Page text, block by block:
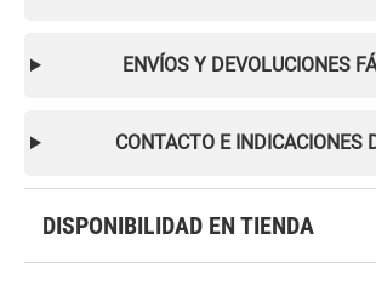
ENVÍOS Y DEVOLUCIONES
CONTACTO E INDICACIONES
DISPONIBILIDAD EN TIENDA